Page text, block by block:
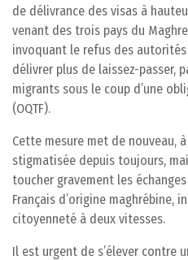
de délivrance des visas à
venant des trois pays du
invoquant le refus des
délivrer plus de laissez-passer,
migrants sous le coup d’une
(OQTF).
Cette mesure met de nouveau,
stigmatisée depuis toujours,
toucher gravement les
Français d’origine maghrébine,
citoyenneté à deux vitesses.
Il est urgent de s’élever contre